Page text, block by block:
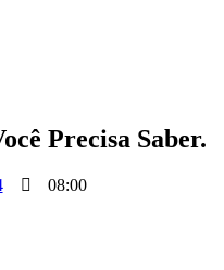
Precisa Saber.
08:00